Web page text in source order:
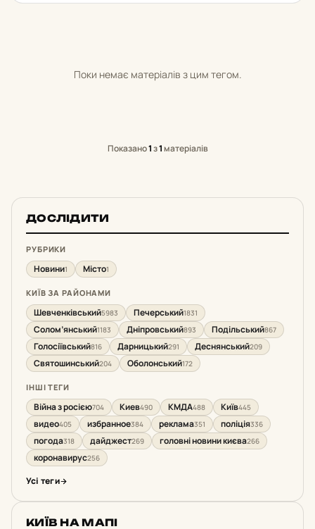
Поки немає матеріалів з цим тегом.
Показано1з1матеріалів
ДОСЛІДИТИ
РУБРИКИ
Новини1 Місто1
КИЇВ ЗА РАЙОНАМИ
Шевченківський5983 Печерський1831
Солом’янський1183 Дніпровський893 Подільський867
Голосіївський816 Дарницький291 Деснянський209
Святошинський204 Оболонський172
ІНШІ ТЕГИ
Війна з росією704 Киев490 КМДА488 Київ445
видео405 избранное384 реклама351 поліція336
погода318 дайджест269 головні новини києва266
коронавирус256
Усі теги
КИЇВ НА МАПІ